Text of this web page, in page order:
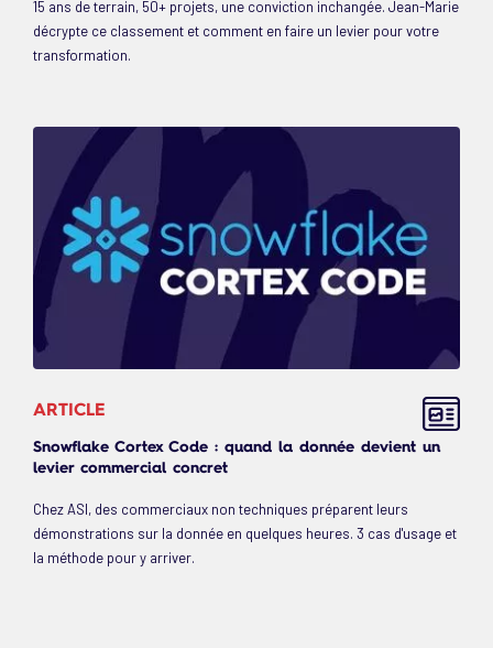
15 ans de terrain, 50+ projets, une conviction inchangée. Jean-Marie
décrypte ce classement et comment en faire un levier pour votre
transformation.
ARTICLE
Snowflake Cortex Code : quand la donnée devient un
levier commercial concret
Chez ASI, des commerciaux non techniques préparent leurs
démonstrations sur la donnée en quelques heures. 3 cas d'usage et
la méthode pour y arriver.